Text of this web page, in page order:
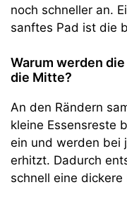
noch schneller an.
sanftes Pad ist die
Warum werden
die Mitte?
An den Rändern
kleine Essensreste
ein und werden bei
erhitzt. Dadurch
schnell eine dickere